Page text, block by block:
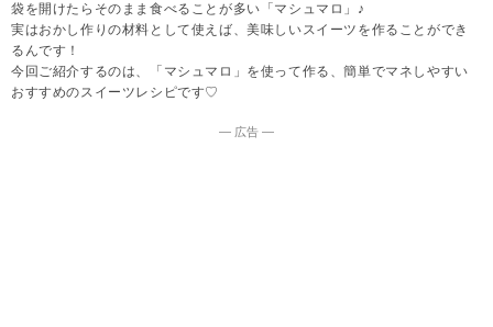
袋を開けたらそのまま食べることが多い「マシュマロ」♪
実はおかし作りの材料として使えば、美味しいスイーツを作ることができ
るんです！
今回ご紹介するのは、「マシュマロ」を使って作る、簡単でマネしやすい
おすすめのスイーツレシピです♡
― 広告 ―